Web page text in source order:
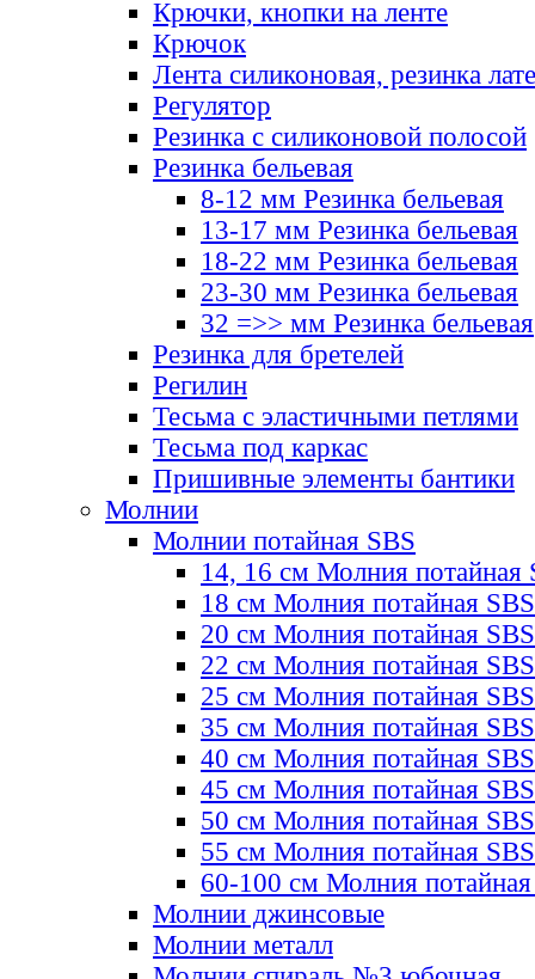
Крючки, кнопки на ленте
Крючок
Лента силиконовая, резинка
Регулятор
Резинка с силиконовой полосой
Резинка бельевая
8-12 мм Резинка бельевая
13-17 мм Резинка бельевая
18-22 мм Резинка бельевая
23-30 мм Резинка бельевая
32 =>> мм Резинка бельевая
Резинка для бретелей
Регилин
Тесьма с эластичными петлями
Тесьма под каркас
Пришивные элементы бантики
Молнии
Молнии потайная SBS
14, 16 см Молния потайная
18 см Молния потайная SBS
20 см Молния потайная SBS
22 см Молния потайная SBS
25 см Молния потайная SBS
35 см Молния потайная SBS
40 см Молния потайная SBS
45 см Молния потайная SBS
50 см Молния потайная SBS
55 см Молния потайная SBS
60-100 см Молния
Молнии джинсовые
Молнии металл